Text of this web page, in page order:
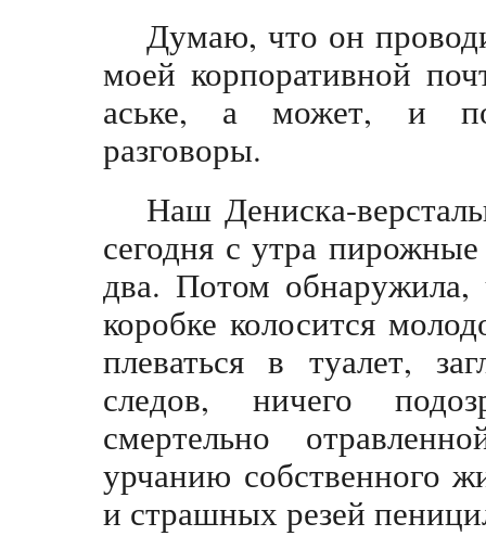
Думаю, что он
моей корпоративной
аське, а может, и
разговоры.
Наш Дениска-
сегодня с утра
два. Потом обнаружила,
коробке колосится
плеваться в туалет,
следов, ничего
смертельно
урчанию собственного
и страшных резей